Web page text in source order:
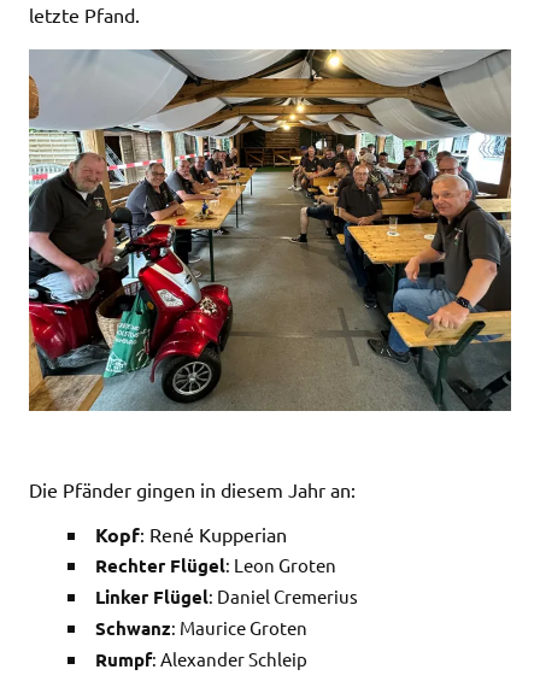
letzte Pfand.
Die Pfänder gingen in diesem Jahr an:
Kopf: René Kupperian
Rechter Flügel: Leon Groten
Linker Flügel: Daniel Cremerius
Schwanz: Maurice Groten
Rumpf: Alexander Schleip